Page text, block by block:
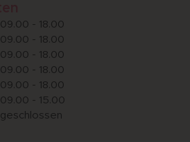
09.00 - 18.00
09.00 - 18.00
09.00 - 18.00
09.00 - 18.00
09.00 - 18.00
09.00 - 15.00
geschlossen